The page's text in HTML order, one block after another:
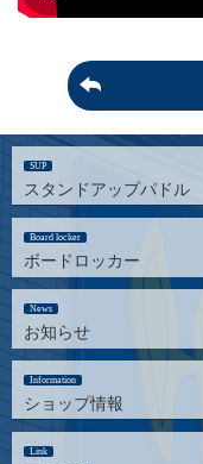
SUP
スタンドアップパドル
Board locker
ボードロッカー
News
お知らせ
Information
ショップ情報
Link